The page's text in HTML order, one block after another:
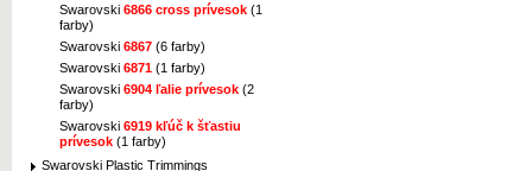
Swarovski 6866 cross prívesok (1
farby)
Swarovski 6867 (6 farby)
Swarovski 6871 (1 farby)
Swarovski 6904 ľalie prívesok (2
farby)
Swarovski 6919 kľúč k šťastiu
prívesok (1 farby)
Swarovski Plastic Trimmings